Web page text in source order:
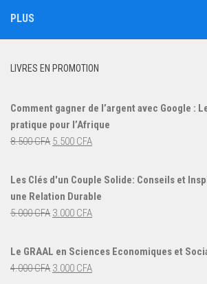
PLUS
LIVRES EN PROMOTION
Comment gagner de l’argent avec Google :
pratique pour l’Afrique
8.500CFA Le
initial
était :
8.500 CFA.
5.500 CFALe
actuel
est :
Les Clés d'un Couple Solide: Conseils et
une Relation Durable
5.000CFA Le
initial
était :
3.000 CFALe
actuel
Le GRAAL en Sciences Economiques et
4.000CFA Le
3.000 CFALe